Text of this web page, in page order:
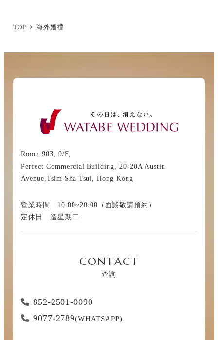
ペ
送
TOP 海外婚禮
Room 903, 9/F,
Perfect Commercial Building, 20-20A Austin
Avenue,Tsim Sha Tsui, Hong Kong
營業時間 10:00~20:00（面談敬請預約）
定休日 逢星期二
CONTACT
查詢
852-2501-0090
9077-2789(WHATSAPP)